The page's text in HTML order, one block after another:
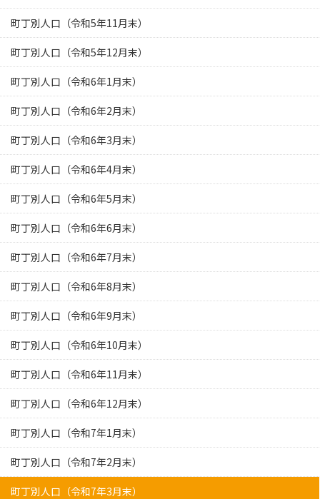
町丁別人口（令和5年11月末）
町丁別人口（令和5年12月末）
町丁別人口（令和6年1月末）
町丁別人口（令和6年2月末）
町丁別人口（令和6年3月末）
町丁別人口（令和6年4月末）
町丁別人口（令和6年5月末）
町丁別人口（令和6年6月末）
町丁別人口（令和6年7月末）
町丁別人口（令和6年8月末）
町丁別人口（令和6年9月末）
町丁別人口（令和6年10月末）
町丁別人口（令和6年11月末）
町丁別人口（令和6年12月末）
町丁別人口（令和7年1月末）
町丁別人口（令和7年2月末）
町丁別人口（令和7年3月末）